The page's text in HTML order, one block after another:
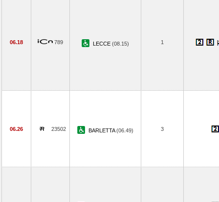
06.18 789 LECCE (08.15) 1
06.26 23502 BARLETTA(06.49) 3